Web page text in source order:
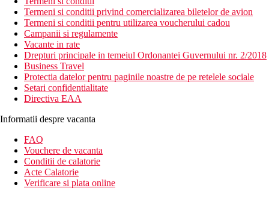
Termeni si conditii privind comercializarea biletelor de avion
Termeni si conditii pentru utilizarea voucherului cadou
Campanii si regulamente
Vacante in rate
Drepturi principale in temeiul Ordonantei Guvernului nr. 2/2018
Business Travel
Protectia datelor pentru paginile noastre de pe retelele sociale
Setari confidentialitate
Directiva EAA
Informatii despre vacanta
FAQ
Vouchere de vacanta
Conditii de calatorie
Acte Calatorie
Verificare si plata online